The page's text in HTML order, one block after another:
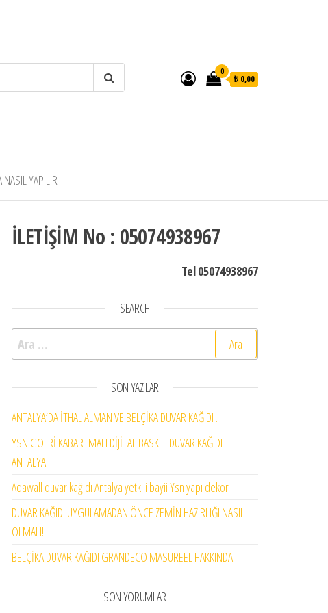
0
₺ 0,00
YAPILIR
İLETİŞİM No : 05074938967
Tel:05074938967
SEARCH
Arama:
SON YAZILAR
ANTALYA’DA İTHAL ALMAN VE BELÇİKA DUVAR KAĞIDI .
YSN GOFRİ KABARTMALI DİJİTAL BASKILI DUVAR KAĞIDI
ANTALYA
Adawall duvar kağıdı Antalya yetkili bayii Ysn yapı dekor
DUVAR KAĞIDI UYGULAMADAN ÖNCE ZEMİN HAZIRLIĞI NASIL
OLMALI!
BELÇİKA DUVAR KAĞIDI GRANDECO MASUREEL HAKKINDA
SON YORUMLAR